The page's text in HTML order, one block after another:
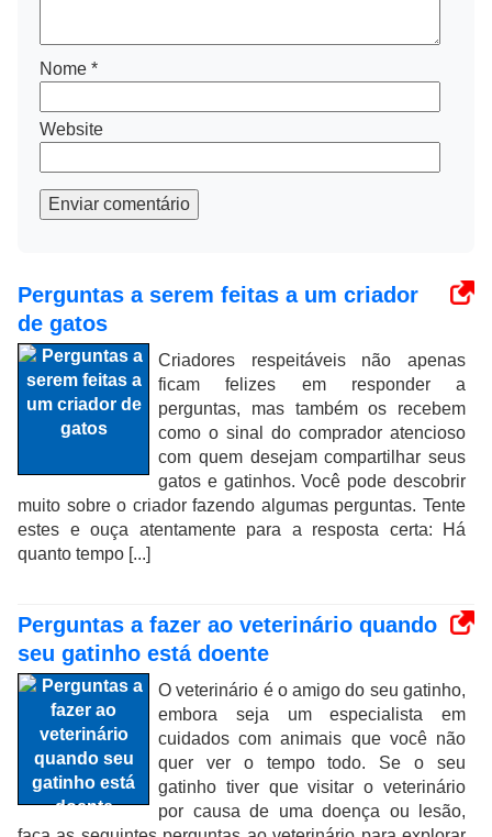
Nome *
Website
Enviar comentário
Perguntas a serem feitas a um criador
de gatos
Criadores respeitáveis ​​não apenas
ficam felizes em responder a
perguntas, mas também os recebem
como o sinal do comprador atencioso
com quem desejam compartilhar seus
gatos e gatinhos. Você pode descobrir
muito sobre o criador fazendo algumas perguntas. Tente
estes e ouça atentamente para a resposta certa: Há
quanto tempo [...]
Perguntas a fazer ao veterinário quando
seu gatinho está doente
O veterinário é o amigo do seu gatinho,
embora seja um especialista em
cuidados com animais que você não
quer ver o tempo todo. Se o seu
gatinho tiver que visitar o veterinário
por causa de uma doença ou lesão,